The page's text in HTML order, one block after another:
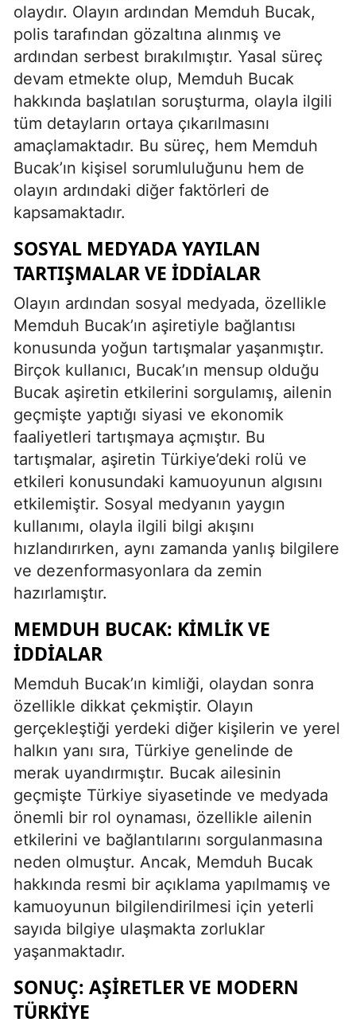
olaydır. Olayın ardından Memduh Bucak,
polis tarafından gözaltına alınmış ve
ardından serbest bırakılmıştır. Yasal süreç
devam etmekte olup, Memduh Bucak
hakkında başlatılan soruşturma, olayla ilgili
tüm detayların ortaya çıkarılmasını
amaçlamaktadır. Bu süreç, hem Memduh
Bucak’ın kişisel sorumluluğunu hem de
olayın ardındaki diğer faktörleri de
kapsamaktadır.
SOSYAL MEDYADA YAYILAN
TARTIŞMALAR VE İDDIALAR
Olayın ardından sosyal medyada, özellikle
Memduh Bucak’ın aşiretiyle bağlantısı
konusunda yoğun tartışmalar yaşanmıştır.
Birçok kullanıcı, Bucak’ın mensup olduğu
Bucak aşiretin etkilerini sorgulamış, ailenin
geçmişte yaptığı siyasi ve ekonomik
faaliyetleri tartışmaya açmıştır. Bu
tartışmalar, aşiretin Türkiye’deki rolü ve
etkileri konusundaki kamuoyunun algısını
etkilemiştir. Sosyal medyanın yaygın
kullanımı, olayla ilgili bilgi akışını
hızlandırırken, aynı zamanda yanlış bilgilere
ve dezenformasyonlara da zemin
hazırlamıştır.
MEMDUH BUCAK: KIMLIK VE
İDDIALAR
Memduh Bucak’ın kimliği, olaydan sonra
özellikle dikkat çekmiştir. Olayın
gerçekleştiği yerdeki diğer kişilerin ve yerel
halkın yanı sıra, Türkiye genelinde de
merak uyandırmıştır. Bucak ailesinin
geçmişte Türkiye siyasetinde ve medyada
önemli bir rol oynaması, özellikle ailenin
etkilerini ve bağlantılarını sorgulanmasına
neden olmuştur. Ancak, Memduh Bucak
hakkında resmi bir açıklama yapılmamış ve
kamuoyunun bilgilendirilmesi için yeterli
sayıda bilgiye ulaşmakta zorluklar
yaşanmaktadır.
SONUÇ: AŞIRETLER VE MODERN
TÜRKIYE